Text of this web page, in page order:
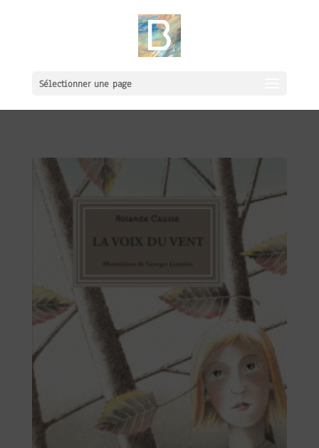
Sélectionner une page